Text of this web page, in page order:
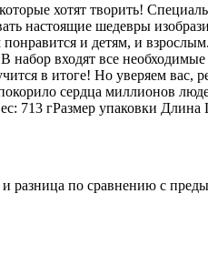
хотят творить!
настоящие шедевры
и детям, и
входят все
в итоге! Но уверяем вас,
сердца миллионов
713 гРазмер упаковки
и разница по сравнению с